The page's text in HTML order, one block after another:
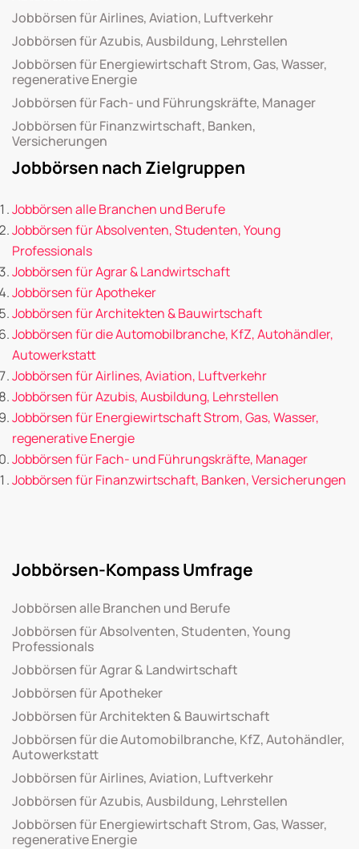
Jobbörsen für Airlines, Aviation, Luftverkehr
Jobbörsen für Azubis, Ausbildung, Lehrstellen
Jobbörsen für Energiewirtschaft Strom, Gas, Wasser,
regenerative Energie
Jobbörsen für Fach- und Führungskräfte, Manager
Jobbörsen für Finanzwirtschaft, Banken,
Versicherungen
Jobbörsen nach Zielgruppen
Jobbörsen alle Branchen und Berufe
Jobbörsen für Absolventen, Studenten, Young
Professionals
Jobbörsen für Agrar & Landwirtschaft
Jobbörsen für Apotheker
Jobbörsen für Architekten & Bauwirtschaft
Jobbörsen für die Automobilbranche, KfZ, Autohändler,
Autowerkstatt
Jobbörsen für Airlines, Aviation, Luftverkehr
Jobbörsen für Azubis, Ausbildung, Lehrstellen
Jobbörsen für Energiewirtschaft Strom, Gas, Wasser,
regenerative Energie
Jobbörsen für Fach- und Führungskräfte, Manager
Jobbörsen für Finanzwirtschaft, Banken, Versicherungen
Jobbörsen-Kompass Umfrage
Jobbörsen alle Branchen und Berufe
Jobbörsen für Absolventen, Studenten, Young
Professionals
Jobbörsen für Agrar & Landwirtschaft
Jobbörsen für Apotheker
Jobbörsen für Architekten & Bauwirtschaft
Jobbörsen für die Automobilbranche, KfZ, Autohändler,
Autowerkstatt
Jobbörsen für Airlines, Aviation, Luftverkehr
Jobbörsen für Azubis, Ausbildung, Lehrstellen
Jobbörsen für Energiewirtschaft Strom, Gas, Wasser,
regenerative Energie